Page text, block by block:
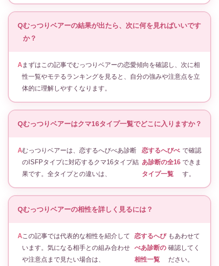
むっつりベアーの結果が出たら、次に何を見ればいいです
か？
まずはこの記事でむっつりベアーの恋愛傾向を確認し、次に相
性一覧やモテるランキングを見ると、自分の強みや注意点を立
体的に理解しやすくなります。
むっつりベアーはクマ16タイプ一覧でどこに入りますか？
むっつりベアーは、恋するへびべあ診断
のISFPタイプに対応するクマ16タイプ結
果です。全タイプとの違いは、
恋するへびべ
あ診断の全16
タイプ一覧
で確認
できま
す。
むっつりベアーの相性を詳しく見るには？
この記事では代表的な相性を紹介して
います。気になる相手との組み合わせ
や注意点まで見たい場合は、
恋するへび
べあ診断の
相性一覧
もあわせて
確認してく
ださい。